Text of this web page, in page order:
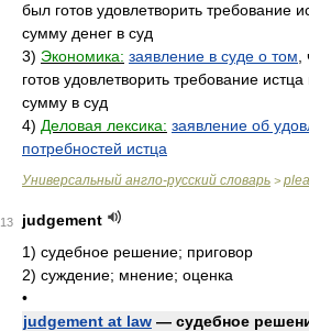
был готов удовлетворить требование
сумму денег в суд
3) Экономика: заявление в суде о том
готов удовлетворить требование
сумму в суд
4) Деловая лексика: заявление об
потребностей истца
Универсальный англо-русский словарь >
13
judgement
1) судебное решение; приговор
2) суждение; мнение; оценка
•
judgement at law — судебное